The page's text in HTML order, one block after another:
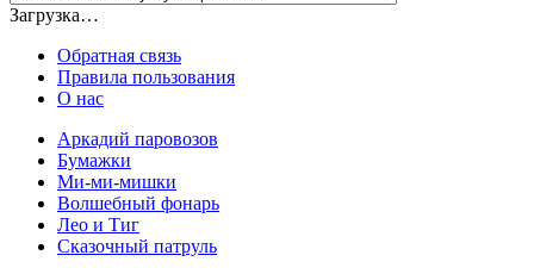
Загрузка…
Обратная связь
Правила пользования
О нас
Аркадий паровозов
Бумажки
Ми-ми-мишки
Волшебный фонарь
Лео и Тиг
Сказочный патруль